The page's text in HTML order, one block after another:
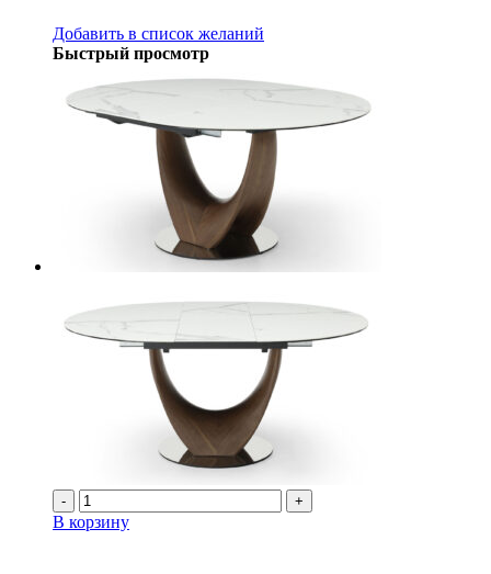
Добавить в список желаний
Быстрый просмотр
- +
В корзину